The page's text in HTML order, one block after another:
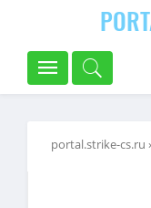
portal.strike-cs.ru